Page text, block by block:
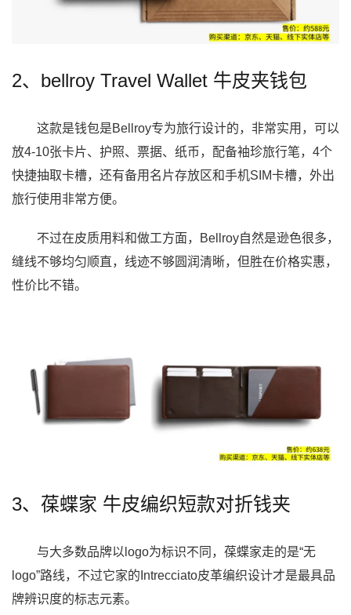
2、bellroy Travel Wallet 牛皮夹钱包
这款是钱包是Bellroy专为旅行设计的，非常实用，可以
放4-10张卡片、护照、票据、纸币，配备袖珍旅行笔，4个
快捷抽取卡槽，还有备用名片存放区和手机SIM卡槽，外出
旅行使用非常方便。
不过在皮质用料和做工方面，Bellroy自然是逊色很多，
缝线不够均匀顺直，线迹不够圆润清晰，但胜在价格实惠，
性价比不错。
3、葆蝶家 牛皮编织短款对折钱夹
与大多数品牌以logo为标识不同，葆蝶家走的是“无
logo”路线，不过它家的Intrecciato皮革编织设计才是最具品
牌辨识度的标志元素。